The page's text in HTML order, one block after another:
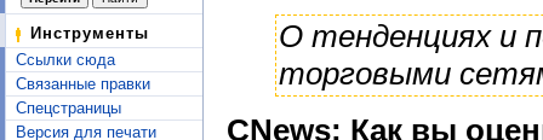
Инструменты
Ссылки сюда
Связанные правки
Спецстраницы
Версия для печати
О тенденциях и
торговыми
CNews: Как вы